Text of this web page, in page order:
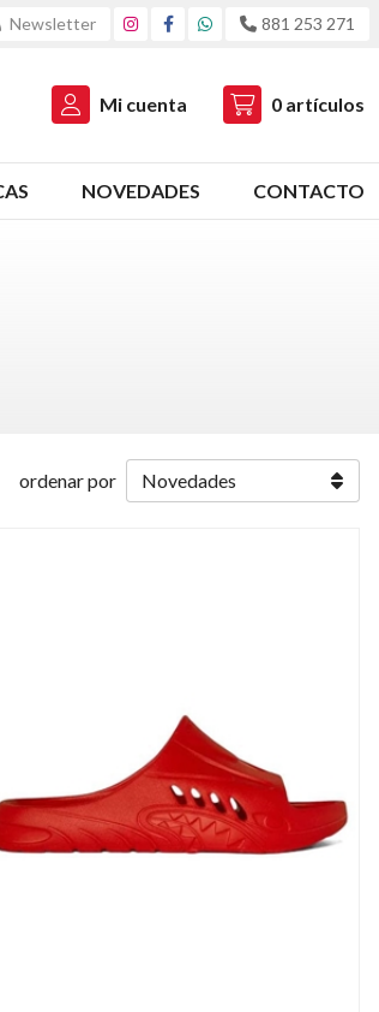
Newsletter 881 253 271
Mi cuenta 0 artículos
NOVEDADES CONTACTO
ordenar por